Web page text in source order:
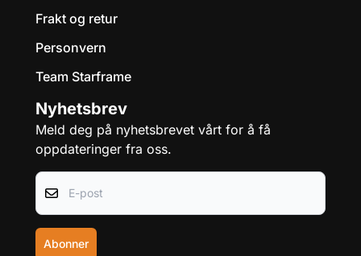
Frakt og retur
Personvern
Team Starframe
Nyhetsbrev
Meld deg på nyhetsbrevet vårt for å få
oppdateringer fra oss.
E-post
Abonner